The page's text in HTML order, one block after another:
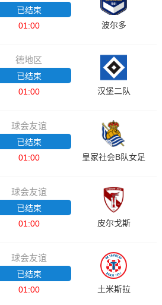
已结束
01:00
波尔多
德地区
已结束
01:00
汉堡二队
球会友谊
已结束
01:00
皇家社会B队女足
球会友谊
已结束
01:00
皮尔戈斯
球会友谊
已结束
01:00
土米斯拉